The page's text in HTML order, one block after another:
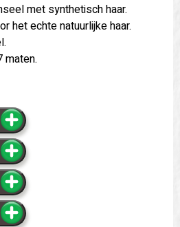
met synthetisch haar.
het echte natuurlijke haar.
maten.